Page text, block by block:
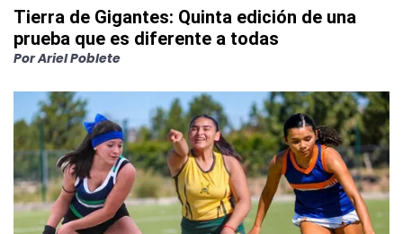
Tierra de Gigantes: Quinta edición de una
prueba que es diferente a todas
PorAriel Poblete